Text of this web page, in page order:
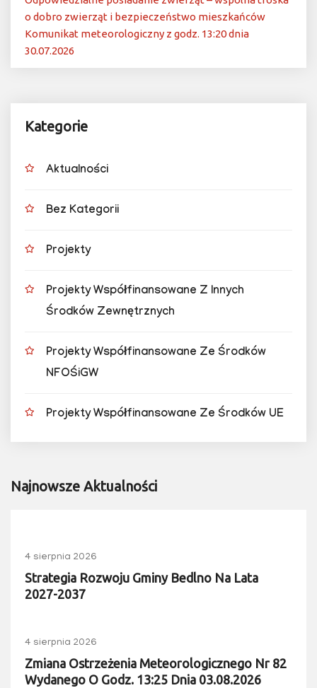
o dobro zwierząt i bezpieczeństwo mieszkańców
Komunikat meteorologiczny z godz. 13:20 dnia
30.07.2026
Kategorie
Aktualności
Bez Kategorii
Projekty
Projekty Współfinansowane Z Innych
Środków Zewnętrznych
Projekty Współfinansowane Ze Środków
NFOŚiGW
Projekty Współfinansowane Ze Środków UE
Najnowsze Aktualności
4 sierpnia 2026
Strategia Rozwoju Gminy Bedlno Na Lata
2027-2037
4 sierpnia 2026
Zmiana Ostrzeżenia Meteorologicznego Nr 82
Wydanego O Godz. 13:25 Dnia 03.08.2026